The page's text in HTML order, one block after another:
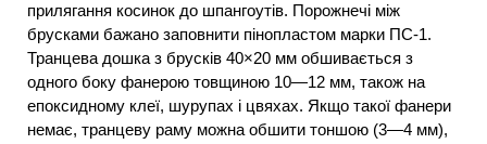
прилягання косинок до шпангоутів. Порожнечі між
брусками бажано заповнити пінопластом марки ПС-1.
Транцева дошка з брусків 40×20 мм обшивається з
одного боку фанерою товщиною 10—12 мм, також на
епоксидному клеї, шурупах і цвяхах. Якщо такої фанери
немає, транцеву раму можна обшити тоншою (3—4 мм),